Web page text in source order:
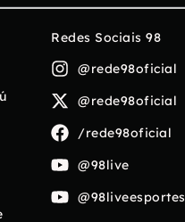
Redes Sociais 98
@rede98oficial
@rede98oficial
/rede98oficial
@98live
@98liveesportes